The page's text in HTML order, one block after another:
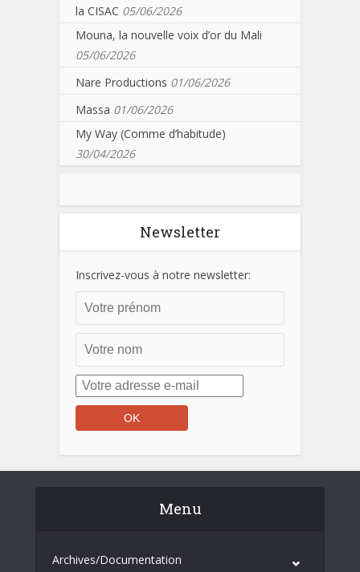
la CISAC 05/06/2026
Mouna, la nouvelle voix d’or du Mali
05/06/2026
Nare Productions 01/06/2026
Massa 01/06/2026
My Way (Comme d’habitude)
30/04/2026
Newsletter
Inscrivez-vous à notre newsletter:
Menu
Archives/Documentation